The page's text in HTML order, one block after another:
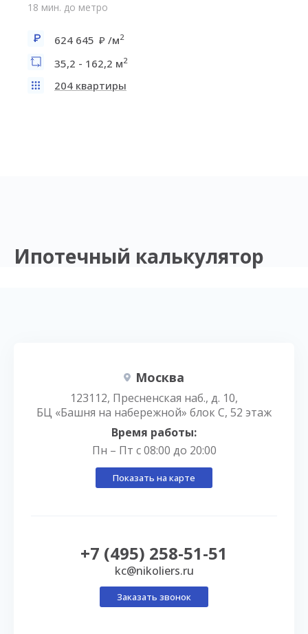
18 мин. до метро
624 645 /м2
35,2 - 162,2 м2
204 квартиры
Ипотечный калькулятор
Москва
123112, Пресненская наб., д. 10,
БЦ «Башня на набережной» блок С, 52 этаж
Время работы:
Пн – Пт с 08:00 до 20:00
Показать на карте
+7 (495) 258-51-51
kc@nikoliers.ru
Заказать звонок